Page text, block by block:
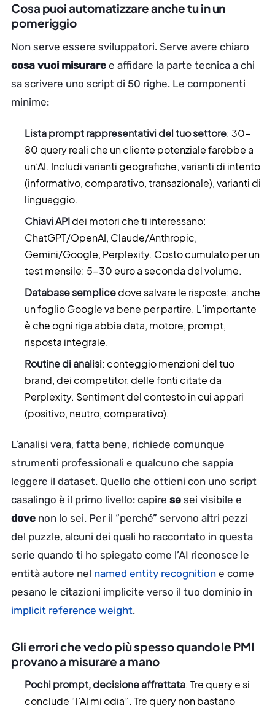
Cosa puoi automatizzare anche tu in un
pomeriggio
Non serve essere sviluppatori. Serve avere chiaro
cosa vuoi misurare e affidare la parte tecnica a chi
sa scrivere uno script di 50 righe. Le componenti
minime:
Lista prompt rappresentativi del tuo settore: 30-
80 query reali che un cliente potenziale farebbe a
un’AI. Includi varianti geografiche, varianti di intento
(informativo, comparativo, transazionale), varianti di
linguaggio.
Chiavi APIdei motori che ti interessano:
ChatGPT/OpenAI, Claude/Anthropic,
Gemini/Google, Perplexity. Costo cumulato per un
test mensile: 5-30 euro a seconda del volume.
Database semplicedove salvare le risposte: anche
un foglio Google va bene per partire. L’importante
è che ogni riga abbia data, motore, prompt,
risposta integrale.
Routine di analisi: conteggio menzioni del tuo
brand, dei competitor, delle fonti citate da
Perplexity. Sentiment del contesto in cui appari
(positivo, neutro, comparativo).
L’analisi vera, fatta bene, richiede comunque
strumenti professionali e qualcuno che sappia
leggere il dataset. Quello che ottieni con uno script
casalingo è il primo livello: capire se sei visibile e
dove non lo sei. Per il “perché” servono altri pezzi
del puzzle, alcuni dei quali ho raccontato in questa
serie quando ti ho spiegato come l’AI riconosce le
entità autore nel named entity recognition e come
pesano le citazioni implicite verso il tuo dominio in
implicit reference weight.
Gli errori che vedo più spesso quando le PMI
provano a misurare a mano
Pochi prompt, decisione affrettata. Tre query e si
conclude “l’AI mi odia”. Tre query non bastano